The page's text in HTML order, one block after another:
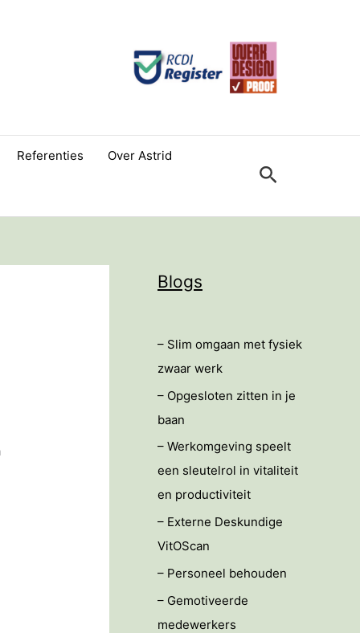
Referenties Over Astrid
Zoeken
Blogs
– Slim omgaan met fysiek
zwaar werk
– Opgesloten zitten in je
baan
– Werkomgeving speelt
een sleutelrol in vitaliteit
en productiviteit
– Externe Deskundige
VitOScan
– Personeel behouden
– Gemotiveerde
medewerkers